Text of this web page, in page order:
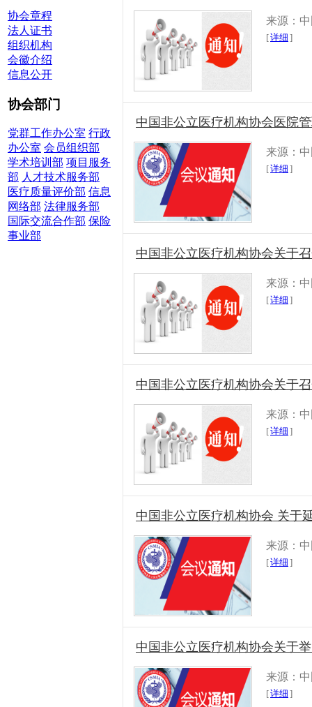
协会章程
法人证书
组织机构
会徽介绍
信息公开
协会部门
党群工作办公室 行政
办公室 会员组织部
学术培训部 项目服务
部 人才技术服务部
医疗质量评价部 信息
网络部 法律服务部
国际交流合作部 保险
事业部
来源：
[详细 ]
中国非公立医疗机构协会医院
来源：
[详细 ]
中国非公立医疗机构协会关于
来源：
[详细 ]
中国非公立医疗机构协会关于
来源：
[详细 ]
中国非公立医疗机构协会 关于
来源：
[详细 ]
中国非公立医疗机构协会关于
来源：
[详细 ]